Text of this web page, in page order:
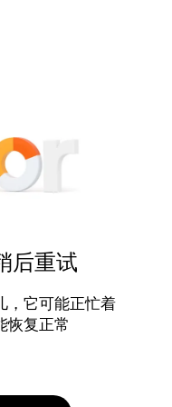
后重试
，它可能正忙着
恢复正常